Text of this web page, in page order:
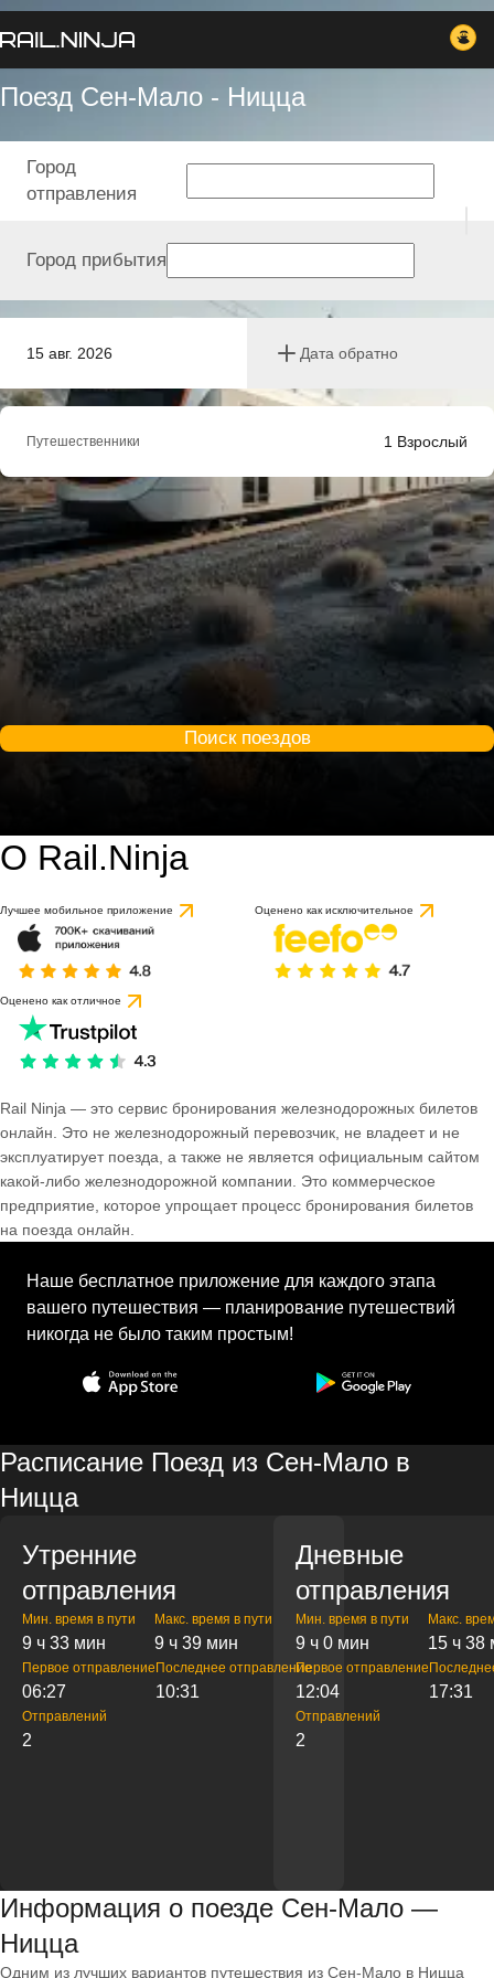
Поезд Сен-Мало - Ницца
15 авг. 2026 Дата обратно
Город
отправления
Город прибытия
Путешественники 1 Взрослый
Поиск поездов
О Rail.Ninja
Лучшее мобильное приложение Оценено как исключительное
Оценено как отличное
Rail Ninja — это сервис бронирования железнодорожных билетов
онлайн. Это не железнодорожный перевозчик, не владеет и не
эксплуатирует поезда, а также не является официальным сайтом
какой-либо железнодорожной компании. Это коммерческое
предприятие, которое упрощает процесс бронирования билетов
на поезда онлайн.
Наше бесплатное приложение для каждого этапа
вашего путешествия — планирование путешествий
никогда не было таким простым!
Расписание Поезд из Сен-Мало в
Ницца
Утренние
отправления
Мин. время в пути
9 ч 33 мин
Макс. время в пути
9 ч 39 мин
Первое отправление
06:27
Последнее отправление
10:31
Отправлений
2
Дневные
отправления
Мин. время в пути
9 ч 0 мин
Макс.
15 ч 38
Первое отправление
12:04 17:31
Отправлений
2
Информация о поезде Сен-Мало —
Ницца
Одним из лучших вариантов путешествия из Сен-Мало в Ницца